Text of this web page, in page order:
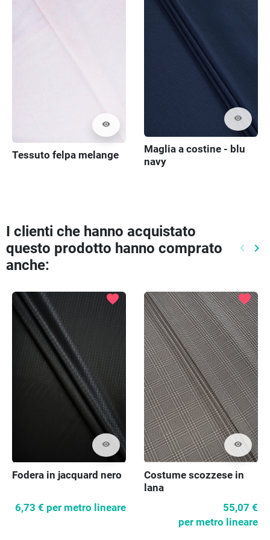
visibility
Tessuto felpa melange
visibility
Maglia a costine - blu
navy
I clienti che hanno acquistato
questo prodotto hanno comprato
anche:
keyboard_arrow_left keyboard_arrow_right
visibility
favorite
Fodera in jacquard nero
6,73 € per metro lineare
visibility
favorite
Costume scozzese in
lana
55,07 €
per metro lineare